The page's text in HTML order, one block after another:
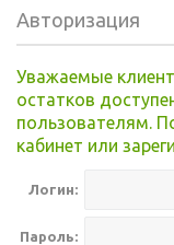
Авторизация
Уважаемые
остатков
пользователям.
кабинет или
Логин:
Пароль: